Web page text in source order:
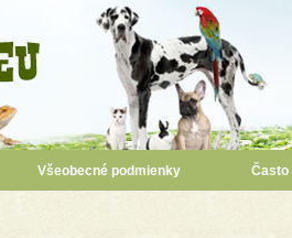
Všeobecné podmienky Často